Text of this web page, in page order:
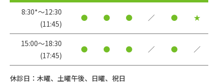
8:30*〜12:30
(11:45)
● ● ● ／ ● ★
15:00〜18:30
(17:45)
● ● ● ／ ● ／
休診日：木曜、土曜午後、日曜、祝日